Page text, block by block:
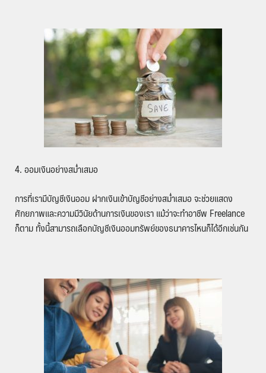
4. ออมเงินอย่างสม่ำเสมอ
การที่เรามีบัญชีเงินออม ฝากเงินเข้าบัญชีอย่างสม่ำเสมอ จะช่วยแสดง
ศักยภาพและความมีวินัยด้านการเงินของเรา แม้ว่าจะทำอาชีพ Freelance
ก็ตาม ทั้งนี้สามารถเลือกบัญชีเงินออมทรัพย์ของธนาคารไหนก็ได้อีกเช่นกัน